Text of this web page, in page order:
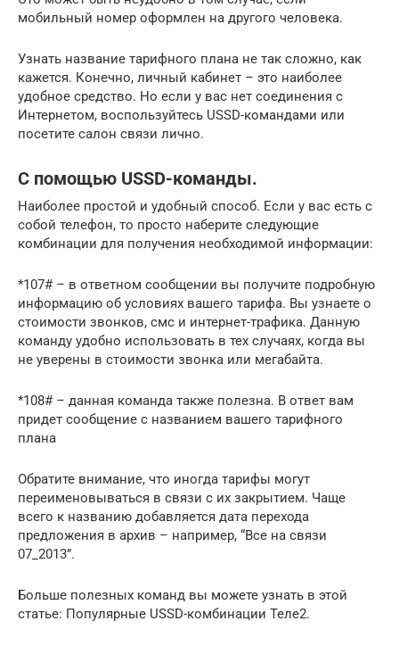
мобильный номер оформлен на другого человека.
Узнать название тарифного плана не так сложно, как
кажется. Конечно, личный кабинет – это наиболее
удобное средство. Но если у вас нет соединения с
Интернетом, воспользуйтесь USSD-командами или
посетите салон связи лично.
С помощью USSD-команды.
Наиболее простой и удобный способ. Если у вас есть с
собой телефон, то просто наберите следующие
комбинации для получения необходимой информации:
*107# – в ответном сообщении вы получите подробную
информацию об условиях вашего тарифа. Вы узнаете о
стоимости звонков, смс и интернет-трафика. Данную
команду удобно использовать в тех случаях, когда вы
не уверены в стоимости звонка или мегабайта.
*108# – данная команда также полезна. В ответ вам
придет сообщение с названием вашего тарифного
плана
Обратите внимание, что иногда тарифы могут
переименовываться в связи с их закрытием. Чаще
всего к названию добавляется дата перехода
предложения в архив – например, “Все на связи
07_2013”.
Больше полезных команд вы можете узнать в этой
статье: Популярные USSD-комбинации Теле2.